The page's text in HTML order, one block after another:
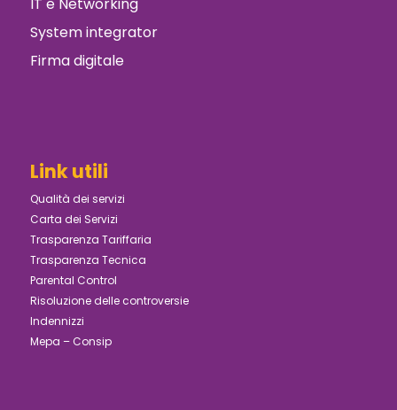
System integrator
Firma digitale
Link utili
Qualità dei servizi
Carta dei Servizi
Trasparenza Tariffaria
Trasparenza Tecnica
Parental Control
Risoluzione delle controversie
Indennizzi
Mepa – Consip